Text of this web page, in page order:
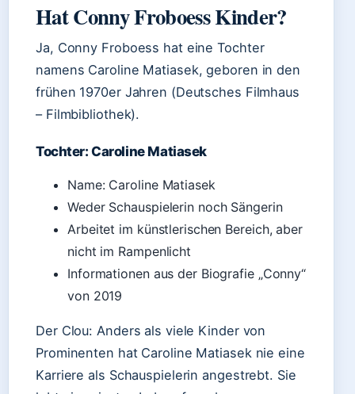
Hat Conny Froboess Kinder?
Ja, Conny Froboess hat eine Tochter
namens Caroline Matiasek, geboren in den
frühen 1970er Jahren (Deutsches Filmhaus
– Filmbibliothek).
Tochter: Caroline Matiasek
Name: Caroline Matiasek
Weder Schauspielerin noch Sängerin
Arbeitet im künstlerischen Bereich, aber
nicht im Rampenlicht
Informationen aus der Biografie „Conny“
von 2019
Der Clou: Anders als viele Kinder von
Prominenten hat Caroline Matiasek nie eine
Karriere als Schauspielerin angestrebt. Sie